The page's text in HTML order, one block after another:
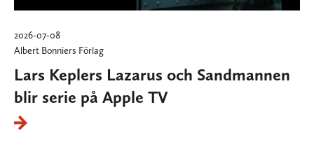
2026-07-08
Albert Bonniers Förlag
Lars Keplers Lazarus och Sandmannen
blir serie på Apple TV